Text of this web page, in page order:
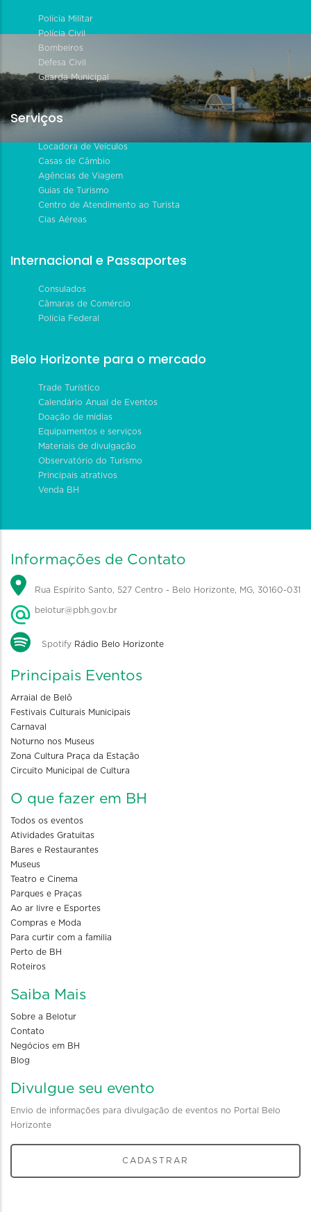
Polícia Militar
Polícia Civil
Bombeiros
Defesa Civil
Guarda Municipal
Serviços
Locadora de Veículos
Casas de Câmbio
Agências de Viagem
Guias de Turismo
Centro de Atendimento ao Turista
Cias Aéreas
Internacional e Passaportes
Consulados
Câmaras de Comércio
Polícia Federal
Belo Horizonte para o mercado
Trade Turístico
Calendário Anual de Eventos
Doação de mídias
Equipamentos e serviços
Materiais de divulgação
Observatório do Turismo
Principais atrativos
Venda BH
Informações de Contato
Rua Espírito Santo, 527 Centro - Belo Horizonte, MG, 30160-031
belotur@pbh.gov.br
Spotify Rádio Belo Horizonte
Principais Eventos
Arraial de Belô
Festivais Culturais Municipais
Carnaval
Noturno nos Museus
Zona Cultura Praça da Estação
Circuito Municipal de Cultura
O que fazer em BH
Todos os eventos
Atividades Gratuitas
Bares e Restaurantes
Museus
Teatro e Cinema
Parques e Praças
Ao ar livre e Esportes
Compras e Moda
Para curtir com a familia
Perto de BH
Roteiros
Saiba Mais
Sobre a Belotur
Contato
Negócios em BH
Blog
Divulgue seu evento
Envio de informações para divulgação de eventos no Portal Belo
Horizonte
CADASTRAR